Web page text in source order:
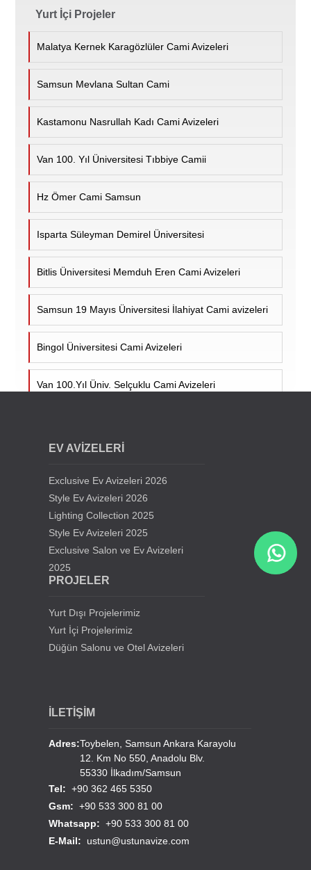
Yurt İçi Projeler
Malatya Kernek Karagözlüler Cami Avizeleri
Samsun Mevlana Sultan Cami
Kastamonu Nasrullah Kadı Cami Avizeleri
Van 100. Yıl Üniversitesi Tıbbiye Camii
Hz Ömer Cami Samsun
Isparta Süleyman Demirel Üniversitesi
Bitlis Üniversitesi Memduh Eren Cami Avizeleri
Samsun 19 Mayıs Üniversitesi İlahiyat Cami avizeleri
Bingol Üniversitesi Cami Avizeleri
Van 100.Yıl Üniv. Selçuklu Cami Avizeleri
Kıbrıs Lefkoşa Hala Sultan Cami Avizeleri
Samsun Gürbüz Cami Avize Projesi
İstanbul Beylikdüzü Mevlana Cami Avize Projesi
Kahramanmaraş Medine Cami Avizesi
Mersin Mezitli Cami Avize Projesi
Erzurum Lala Paşa Cami Avizeleri
Erzurum Hınıs Merkez Cami Avizeleri
Burdur Bucak Organize Sanayi Cami Avizeleri
EV AVİZELERİ
Exclusive Ev Avizeleri 2026
Style Ev Avizeleri 2026
Lighting Collection 2025
Style Ev Avizeleri 2025
Exclusive Salon ve Ev Avizeleri
2025
PROJELER
Yurt Dışı Projelerimiz
Yurt İçi Projelerimiz
Düğün Salonu ve Otel Avizeleri
İLETİŞİM
Adres:Toybelen, Samsun Ankara Karayolu
12. Km No 550, Anadolu Blv.
55330 İlkadım/Samsun
Tel:+90 362 465 5350
Gsm:+90 533 300 81 00
Whatsapp:+90 533 300 81 00
E-Mail: ustun@ustunavize.com